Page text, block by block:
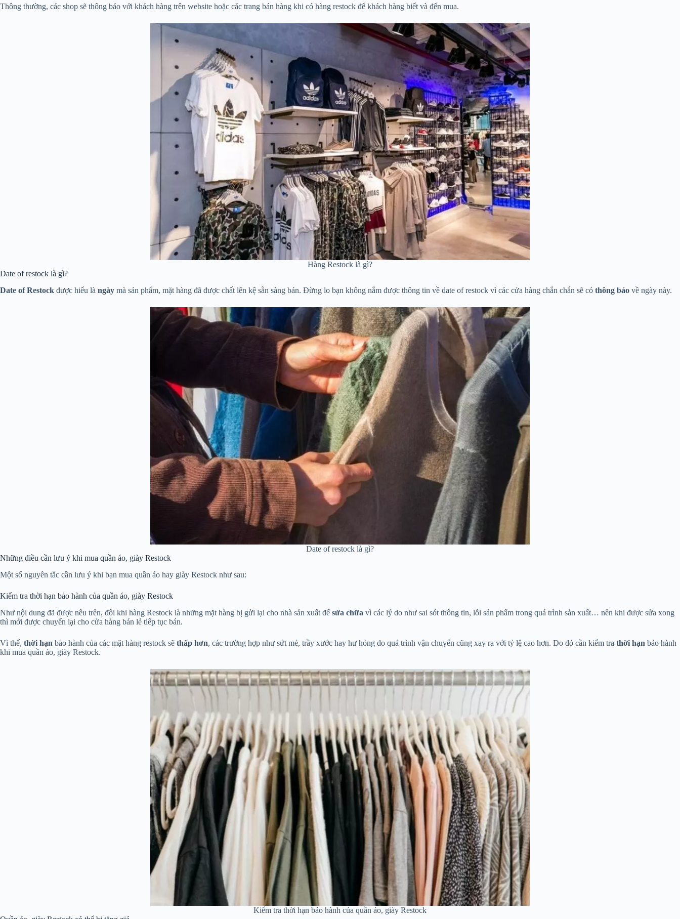
Thông thường, các shop sẽ thông báo với khách hàng trên website hoặc các trang bán hàng khi có hàng restock để khách hàng biết và đến mua.
Hàng Restock là gì?
Date of restock là gì?
Date of Restock được hiểu là ngày mà sản phẩm, mặt hàng đã được chất lên kệ sẵn sàng bán. Đừng lo bạn không nắm được thông tin về date of restock vì các cửa hàng chắn chắn sẽ có thông báo về ngày này.
Date of restock là gì?
Những điều cần lưu ý khi mua quần áo, giày Restock
Một số nguyên tắc cần lưu ý khi bạn mua quần áo hay giày Restock như sau:
Kiểm tra thời hạn bảo hành của quần áo, giày Restock
Như nội dung đã được nêu trên, đôi khi hàng Restock là những mặt hàng bị gửi lại cho nhà sản xuất để sửa chữa vì các lý do như sai sót thông tin, lỗi sản phẩm trong quá trình sản xuất… nên khi được sửa xong
thì mới được chuyển lại cho cửa hàng bán lẻ tiếp tục bán.
Vì thế, thời hạn bảo hành của các mặt hàng restock sẽ thấp hơn, các trường hợp như sứt mẻ, trầy xước hay hư hỏng do quá trình vận chuyển cũng xay ra với tỷ lệ cao hơn. Do đó cần kiểm tra thời hạn bảo hành
khi mua quần áo, giày Restock.
Kiểm tra thời hạn bảo hành của quần áo, giày Restock